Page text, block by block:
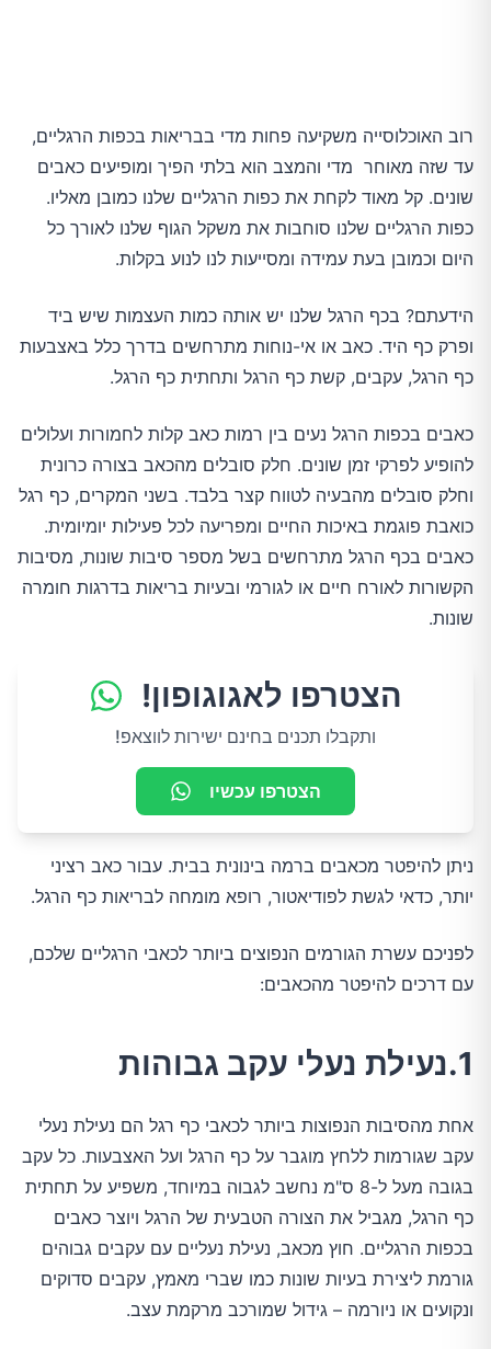
רוב האוכלוסייה משקיעה פחות מדי בבריאות בכפות הרגליים,
עד שזה מאוחר מדי והמצב הוא בלתי הפיך ומופיעים כאבים
שונים. קל מאוד לקחת את כפות הרגליים שלנו כמובן מאליו.
כפות הרגליים שלנו סוחבות את משקל הגוף שלנו לאורך כל
היום וכמובן בעת עמידה ומסייעות לנו לנוע בקלות.
הידעתם? בכף הרגל שלנו יש אותה כמות העצמות שיש ביד
ופרק כף היד. כאב או אי-נוחות מתרחשים בדרך כלל באצבעות
כף הרגל, עקבים, קשת כף הרגל ותחתית כף הרגל.
כאבים בכפות הרגל נעים בין רמות כאב קלות לחמורות ועלולים
להופיע לפרקי זמן שונים. חלק סובלים מהכאב בצורה כרונית
וחלק סובלים מהבעיה לטווח קצר בלבד. בשני המקרים, כף רגל
כואבת פוגמת באיכות החיים ומפריעה לכל פעילות יומיומית.
כאבים בכף הרגל מתרחשים בשל מספר סיבות שונות, מסיבות
הקשורות לאורח חיים או לגורמי ובעיות בריאות בדרגות חומרה
שונות.
הצטרפו לאגוגופון!
ותקבלו תכנים בחינם ישירות לווצאפ!
הצטרפו עכשיו
ניתן להיפטר מכאבים ברמה בינונית בבית. עבור כאב רציני
יותר, כדאי לגשת לפודיאטור, רופא מומחה לבריאות כף הרגל.
לפניכם עשרת הגורמים הנפוצים ביותר לכאבי הרגליים שלכם,
עם דרכים להיפטר מהכאבים:
1.נעילת נעלי עקב גבוהות
אחת מהסיבות הנפוצות ביותר לכאבי כף רגל הם נעילת נעלי
עקב שגורמות ללחץ מוגבר על כף הרגל ועל האצבעות. כל עקב
בגובה מעל ל-8 ס"מ נחשב לגבוה במיוחד, משפיע על תחתית
כף הרגל, מגביל את הצורה הטבעית של הרגל ויוצר כאבים
בכפות הרגליים. חוץ מכאב, נעילת נעליים עם עקבים גבוהים
גורמת ליצירת בעיות שונות כמו שברי מאמץ, עקבים סדוקים
ונקועים או ניורמה – גידול שמורכב מרקמת עצב.